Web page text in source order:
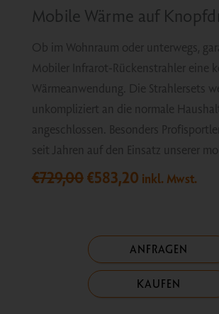
Mobile Wärme auf
Ob im Wohnraum oder unterwegs,
Mobiler Infrarot-Rückenstrahler eine
Wärmeanwendung. Die Strahlersets
unkompliziert an die normale
angeschlossen. Besonders
seit Jahren auf den Einsatz unserer
€729,00Ursprünglicher
€583,20Aktueller
inkl. Mwst.
ANFRAGEN
KAUFEN